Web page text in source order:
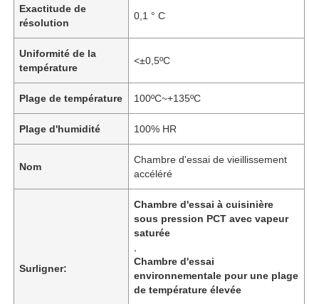
Exactitude de
résolution
0,1 ° C
Uniformité de la
température
<±0,5ºC
Plage de température 100ºC~+135ºC
Plage d'humidité 100% HR
Nom
Chambre d'essai de vieillissement
accéléré
Surligner:
Chambre d'essai à cuisinière
sous pression PCT avec vapeur
saturée
Chambre d'essai
environnementale pour une plage
de température élevée